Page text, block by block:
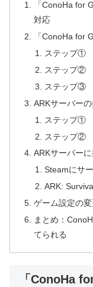
「ConoHa for
対応
「ConoHa for
ステップ①
ステップ②
ステップ③
ARKサーバー
ステップ①
ステップ②
ARKサーバー
Steamにサ
ARK:
ゲーム設定の
まとめ：
てられる
「ConoHa